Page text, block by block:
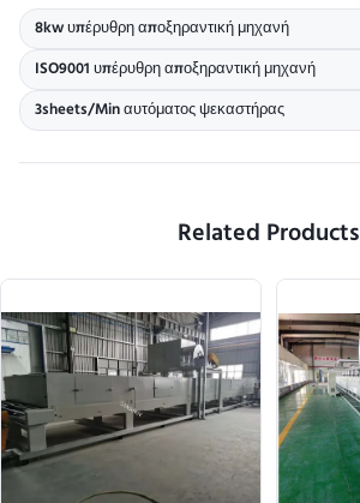
8kw υπέρυθρη αποξηραντική μηχανή
ISO9001 υπέρυθρη αποξηραντική μηχανή
3sheets/Min αυτόματος ψεκαστήρας
Related Products